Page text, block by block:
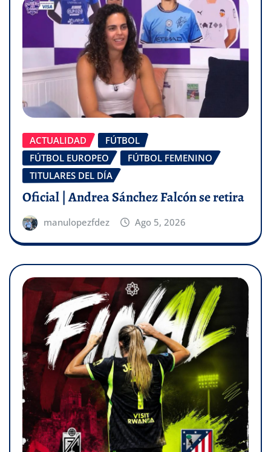
ACTUALIDAD
FÚTBOL
FÚTBOL EUROPEO
FÚTBOL FEMENINO
TITULARES DEL DÍA
Oficial | Andrea Sánchez Falcón se retira
manulopezfdez Ago 5, 2026